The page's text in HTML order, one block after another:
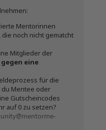
Mentorinnen
noch nicht gematcht
Mitglieder der
gegen eine
für die
du Mentee oder
Gutscheincodes
auf 0 zu setzen?